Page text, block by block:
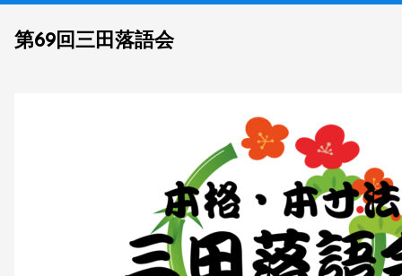
第69回三田落語会